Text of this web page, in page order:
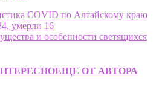
COVID по Алтайскому краю
умерли 16
и особенности светящихся
ЕЩЕ ОТ АВТОРА